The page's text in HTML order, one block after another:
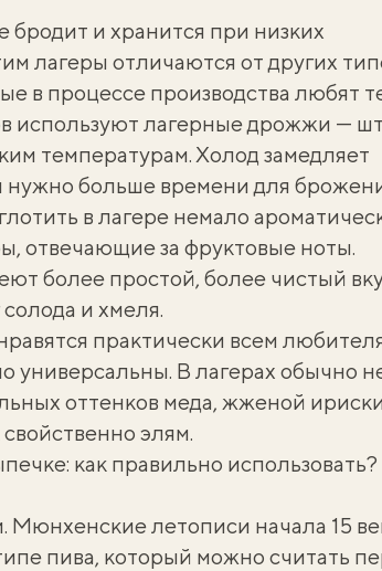
бродит и хранится при низких
лагеры отличаются от других
в процессе производства любят
используют лагерные дрожжи —
температурам. Холод замедляет
больше времени для
в лагере немало
отвечающие за фруктовые ноты.
более простой, более чистый
и хмеля.
практически всем
универсальны. В лагерах обычно
оттенков меда, жженой
элям.
как правильно использовать?
Мюнхенские летописи начала 15
пива, который можно считать